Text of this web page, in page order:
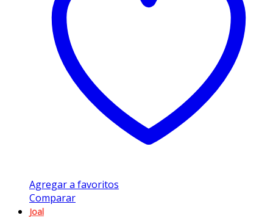
Agregar a favoritos
Comparar
Joal